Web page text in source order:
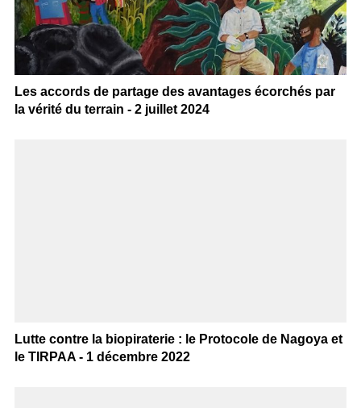
Les accords de partage des avantages écorchés par
la vérité du terrain - 2 juillet 2024
Lutte contre la biopiraterie : le Protocole de Nagoya et
le TIRPAA - 1 décembre 2022